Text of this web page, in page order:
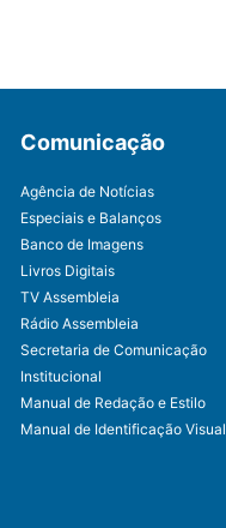
Comunicação
Agência de Notícias
Especiais e Balanços
Banco de Imagens
Livros Digitais
TV Assembleia
Rádio Assembleia
Secretaria de Comunicação
Institucional
Manual de Redação e Estilo
Manual de Identificação Visual